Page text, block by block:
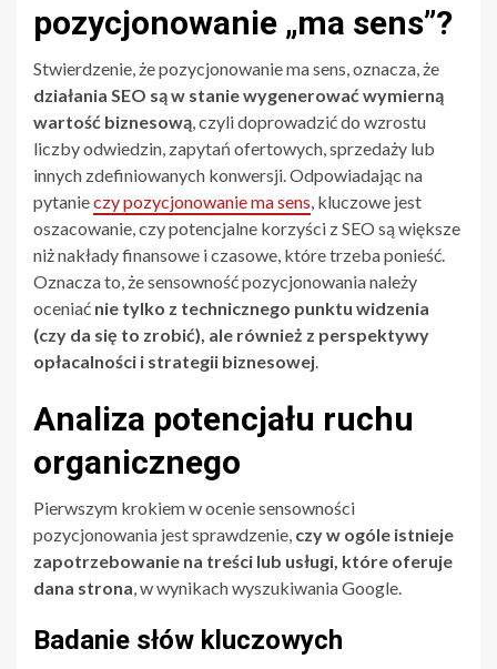
pozycjonowanie „ma sens”?
Stwierdzenie, że pozycjonowanie ma sens, oznacza, że
działania SEO są w stanie wygenerować wymierną
wartość biznesową , czyli doprowadzić do wzrostu
liczby odwiedzin, zapytań ofertowych, sprzedaży lub
innych zdefiniowanych konwersji. Odpowiadając na
pytanieczy pozycjonowanie ma sens , kluczowe jest
oszacowanie, czy potencjalne korzyści z SEO są większe
niż nakłady finansowe i czasowe, które trzeba ponieść.
Oznacza to, że sensowność pozycjonowania należy
oceniać nie tylko z technicznego punktu widzenia
(czy da się to zrobić), ale również z perspektywy
opłacalności i strategii biznesowej
Analiza potencjału ruchu
organicznego
Pierwszym krokiem w ocenie sensowności
pozycjonowania jest sprawdzenie, czy w ogóle istnieje
zapotrzebowanie na treści lub usługi, które oferuje
dana strona , w wynikach wyszukiwania Google.
Badanie słów kluczowych